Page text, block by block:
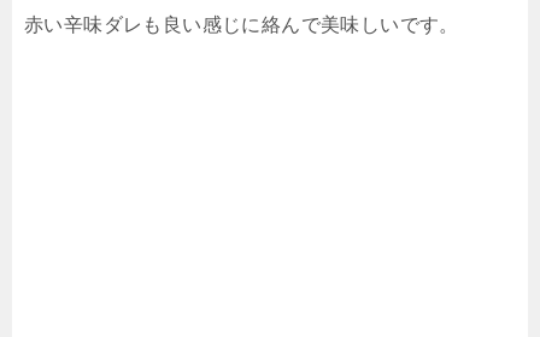
赤い辛味ダレも良い感じに絡んで美味しいです。